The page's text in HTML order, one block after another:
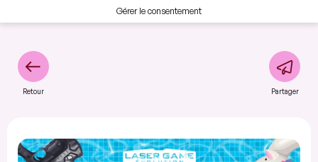
Gérer le consentement
Retour Partager